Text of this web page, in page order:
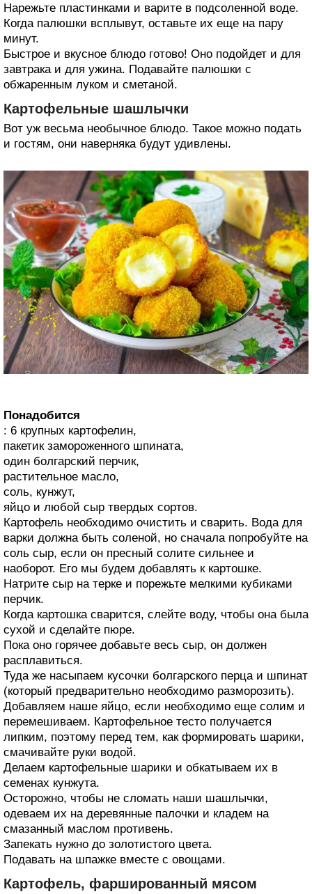
Нарежьте пластинками и варите в подсоленной воде.
Когда палюшки всплывут, оставьте их еще на пару
минут.
Быстрое и вкусное блюдо готово! Оно подойдет и для
завтрака и для ужина. Подавайте палюшки с
обжаренным луком и сметаной.
Картофельные шашлычки
Вот уж весьма необычное блюдо. Такое можно подать
и гостям, они наверняка будут удивлены.
Понадобится
: 6 крупных картофелин,
пакетик замороженного шпината,
один болгарский перчик,
растительное масло,
соль, кунжут,
яйцо и любой сыр твердых сортов.
Картофель необходимо очистить и сварить. Вода для
варки должна быть соленой, но сначала попробуйте на
соль сыр, если он пресный солите сильнее и
наоборот. Его мы будем добавлять к картошке.
Натрите сыр на терке и порежьте мелкими кубиками
перчик.
Когда картошка сварится, слейте воду, чтобы она была
сухой и сделайте пюре.
Пока оно горячее добавьте весь сыр, он должен
расплавиться.
Туда же насыпаем кусочки болгарского перца и шпинат
(который предварительно необходимо разморозить).
Добавляем наше яйцо, если необходимо еще солим и
перемешиваем. Картофельное тесто получается
липким, поэтому перед тем, как формировать шарики,
смачивайте руки водой.
Делаем картофельные шарики и обкатываем их в
семенах кунжута.
Осторожно, чтобы не сломать наши шашлычки,
одеваем их на деревянные палочки и кладем на
смазанный маслом противень.
Запекать нужно до золотистого цвета.
Подавать на шпажке вместе с овощами.
Картофель, фаршированный мясом